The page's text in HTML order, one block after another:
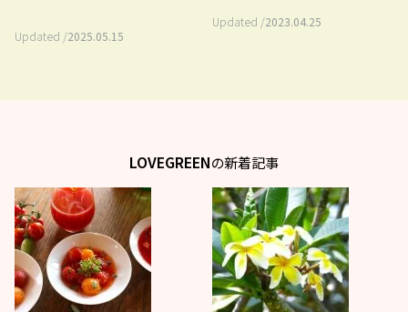
Updated /2025.05.15
Updated /2023.04.25
LOVEGREENの新着記事